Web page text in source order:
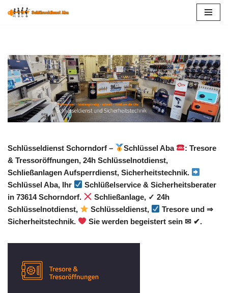
Schlüsseldienst Schorndorf – Schlüssel Aba
: Tresore
& Tressoröffnungen, 24h Schlüsselnotdienst,
Schließanlagen Aufsperrdienst, Sicherheitstechnik.
Schlüssel Aba, Ihr
Schlüßelservice & Sicherheitsberater
in 73614 Schorndorf.
Schließanlage, ✓ 24h
Schlüsselnotdienst,
Schlüsseldienst,
Tresore und ⇒
Sicherheitstechnik.
Sie werden begeistert sein ✉ ✔.